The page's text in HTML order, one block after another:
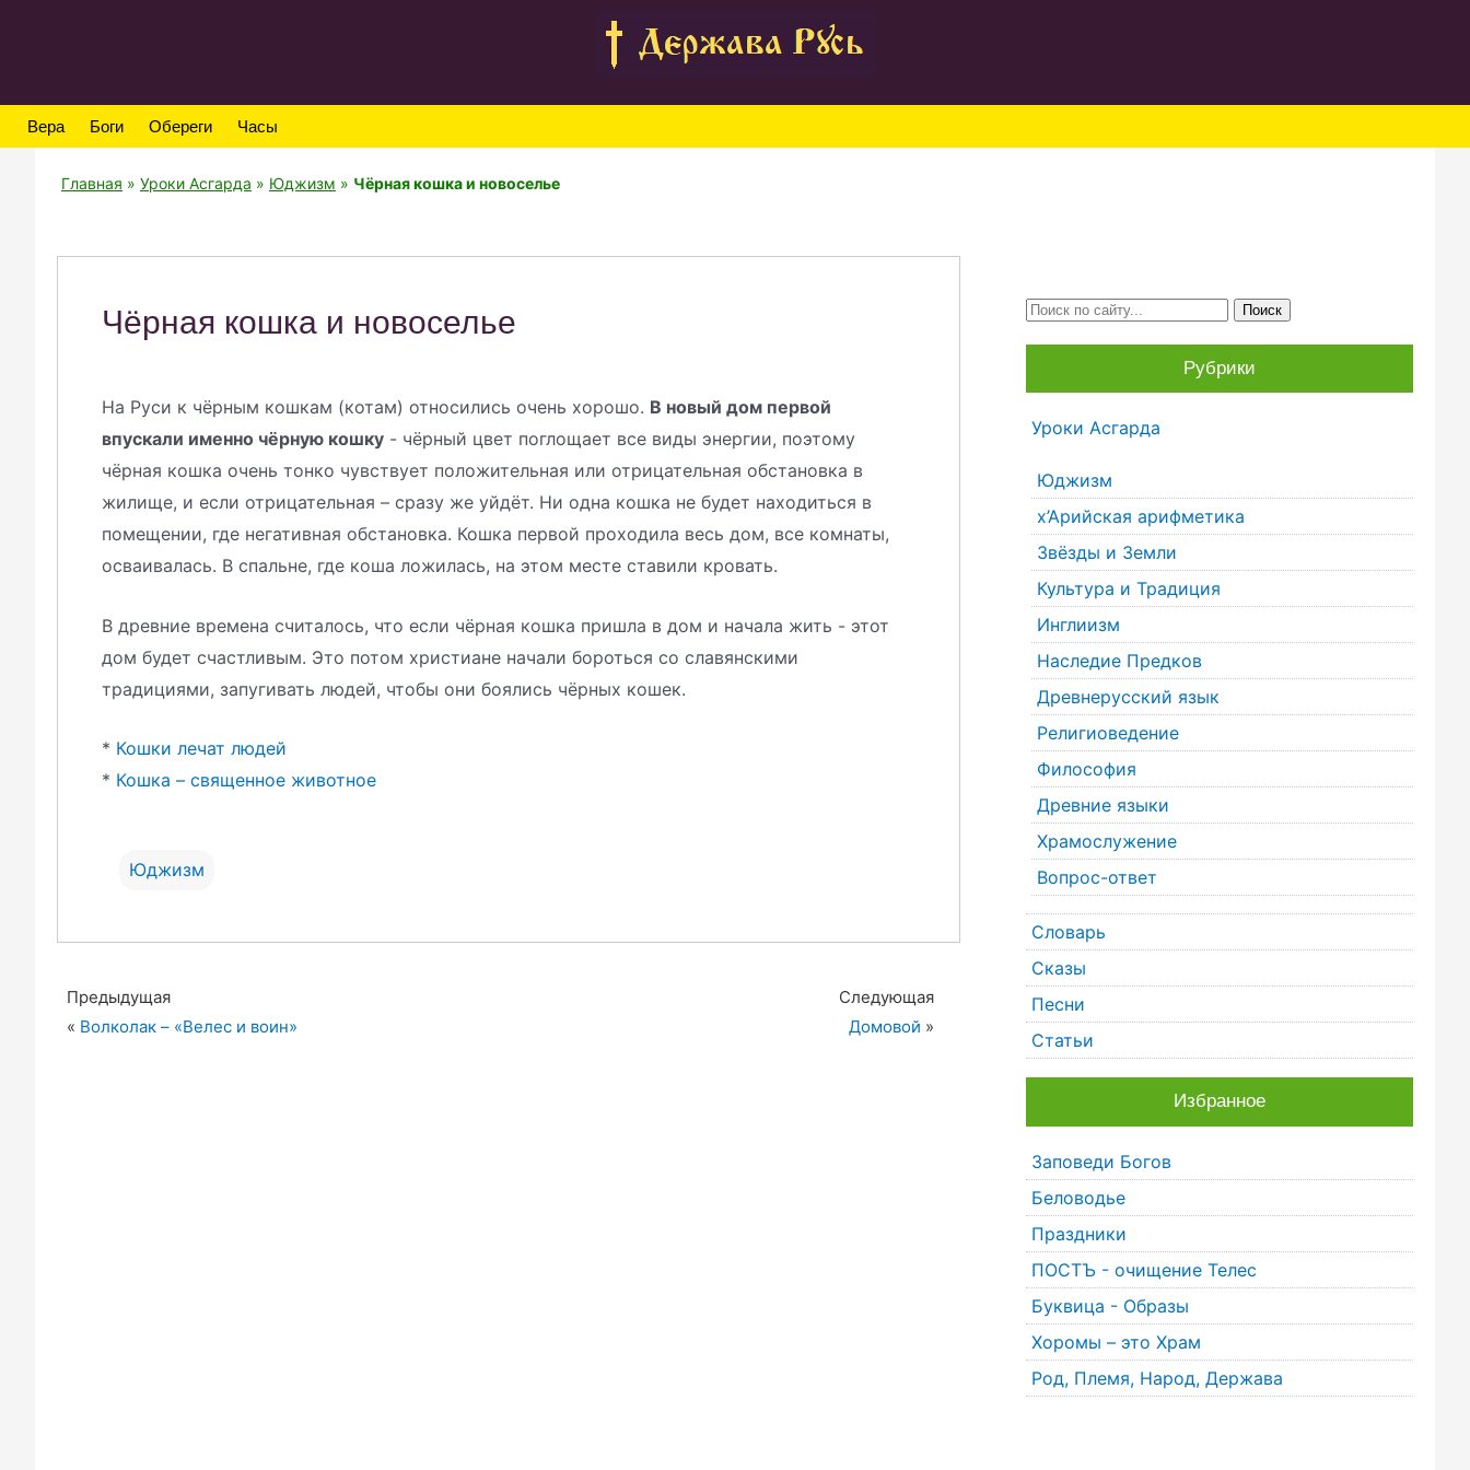
Вера Боги Обереги Часы
Главная » Уроки Асгарда » Юджизм » Чёрная кошка и новоселье
Чёрная кошка и новоселье
На Руси к чёрным кошкам (котам) относились очень хорошо. В новый дом первой
впускали именно чёрную кошку - чёрный цвет поглощает все виды энергии, поэтому
чёрная кошка очень тонко чувствует положительная или отрицательная обстановка в
жилище, и если отрицательная – сразу же уйдёт. Ни одна кошка не будет находиться в
помещении, где негативная обстановка. Кошка первой проходила весь дом, все комнаты,
осваивалась. В спальне, где коша ложилась, на этом месте ставили кровать.
В древние времена считалось, что если чёрная кошка пришла в дом и начала жить - этот
дом будет счастливым. Это потом христиане начали бороться со славянскими
традициями, запугивать людей, чтобы они боялись чёрных кошек.
* Кошки лечат людей
* Кошка – священное животное
Юджизм
Предыдущая
« Волколак – «Велес и воин»
Следующая
Домовой »
Рубрики
Уроки Асгарда
Юджизм
х’Арийская арифметика
Звёзды и Земли
Культура и Традиция
Инглиизм
Наследие Предков
Древнерусский язык
Религиоведение
Философия
Древние языки
Храмослужение
Вопрос-ответ
Словарь
Сказы
Песни
Статьи
Избранное
Заповеди Богов
Беловодье
Праздники
ПОСТЪ - очищение Телес
Буквица - Образы
Хоромы – это Храм
Род, Племя, Народ, Держава